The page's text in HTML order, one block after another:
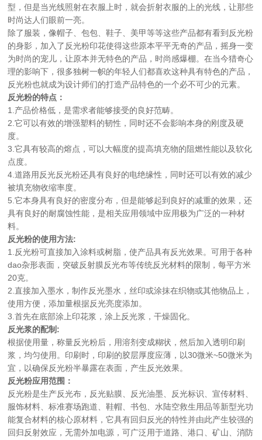
型，但是当光线照射在衣服上时，就会折射衣服的上的光线，让那些
时尚达人们眼前一亮。
除了服装，像帽子、包包、鞋子、美甲等等这些产品都有看到反光粉
的身影，加入了反光粉印花使得这些原本平平无奇的产品，摇身一变
为时尚的宠儿，让原本并无特色的产品，时尚感爆棚。在当今猎奇心
理的影响下，很多独树一帜的年轻人们都喜欢这种具有特色的产品，
反光粉也就成为设计师们的打造产品特色的一个必不可少的元素。
反光粉的特点：
1.产品价格低，是需求者能够接受的良好范畴。
2.它可以有效的增强塑料的韧性，同时还不会影响本身的刚度及硬
度。
3.它具有较高的熔点，可以大幅度的提高填充物的阻燃性能以及软化
点度。
4.道路用反光反光粉还具有良好的电绝缘性，同时还可以有效的减少
被填充物收缩率度。
5.它本身具有良好的密度分布，但是能够起到良好的减重的效果，还
具有良好的耐腐蚀性能，是相关应用领域中应用极为广泛的一种材
料。
反光粉的使用方法:
1.反光粉可直接加入涂料或树脂，使产品具有反光效果。可用于各种
dao杂形表面，突破反射膜反光布等传统反光材料的限制，每平方米
20克。
2.直接加入墨水，制作反光墨水，丝印或涂抹在织物或其他物品上，
使用方便，添加量根据反光亮度添加。
3.首先在底部涂上印花浆，涂上反光浆，干燥固化。
反光浆的配制:
根据使用量，称量反光粉后，用溶剂变成糊状，然后加入透明印刷
浆，均匀使用。印刷时，印刷的胶层厚度应薄，以30微米~50微米为
宜，以确保反光粉半暴露在表面，产生反光效果。
反光粉应用范围：
反光粉是生产反光布，反光贴膜、反光油墨、反光标识、宣传材料、
服饰材料、标准赛场跑道、鞋帽、书包、水陆空救生用品等新型光功
能复合材料的核心原材料，它具有回归反光的特性并由此产生较强的
回归反射效应，无需外加电源，可广泛用于道路、港口、矿山、消防